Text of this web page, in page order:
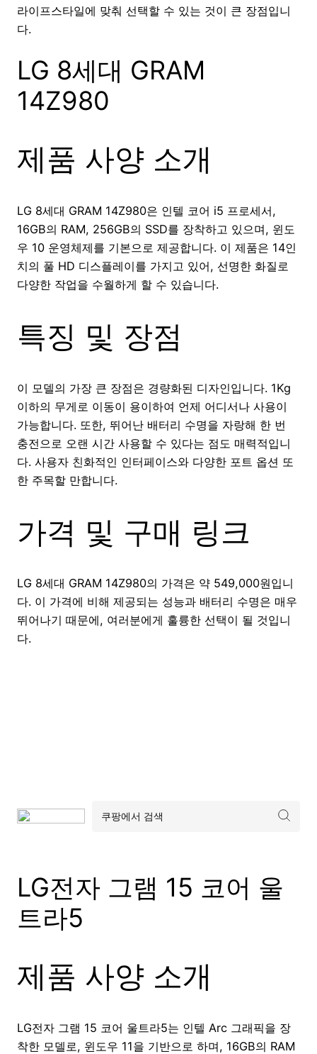
라이프스타일에 맞춰 선택할 수 있는 것이 큰 장점입니
다.
LG 8세대 GRAM
14Z980
제품 사양 소개
LG 8세대 GRAM 14Z980은 인텔 코어 i5 프로세서,
16GB의 RAM, 256GB의 SSD를 장착하고 있으며, 윈도
우 10 운영체제를 기본으로 제공합니다. 이 제품은 14인
치의 풀 HD 디스플레이를 가지고 있어, 선명한 화질로
다양한 작업을 수월하게 할 수 있습니다.
특징 및 장점
이 모델의 가장 큰 장점은 경량화된 디자인입니다. 1Kg
이하의 무게로 이동이 용이하여 언제 어디서나 사용이
가능합니다. 또한, 뛰어난 배터리 수명을 자랑해 한 번
충전으로 오랜 시간 사용할 수 있다는 점도 매력적입니
다. 사용자 친화적인 인터페이스와 다양한 포트 옵션 또
한 주목할 만합니다.
가격 및 구매 링크
LG 8세대 GRAM 14Z980의 가격은 약 549,000원입니
다. 이 가격에 비해 제공되는 성능과 배터리 수명은 매우
뛰어나기 때문에, 여러분에게 훌륭한 선택이 될 것입니
다.
LG전자 그램 15 코어 울
트라5
제품 사양 소개
LG전자 그램 15 코어 울트라5는 인텔 Arc 그래픽을 장
착한 모델로, 윈도우 11을 기반으로 하며, 16GB의 RAM